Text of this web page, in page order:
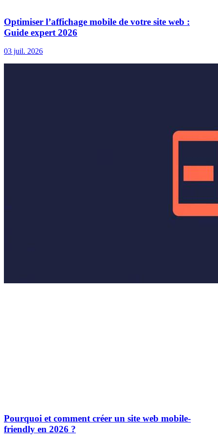
Optimiser l’affichage mobile de votre site web :
Guide expert 2026
03 juil. 2026
Pourquoi et comment créer un site web mobile-
friendly en 2026 ?